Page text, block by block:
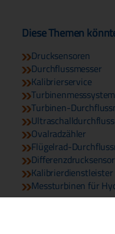
Diese Themen
Drucksensoren
Durchflussmesser
Kalibrierservice
Turbinen-
Ovalradzähler
Flügelrad-
Differenzdrucksensor
Kalibrierdienstleister
Messturbinen für